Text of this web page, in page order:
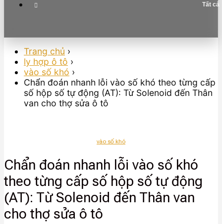
Tất cả
Trang chủ ›
ly hợp ô tô ›
vào số khó ›
Chẩn đoán nhanh lỗi vào số khó theo từng cấp
số hộp số tự động (AT): Từ Solenoid đến Thân
van cho thợ sửa ô tô
vào số khó
Chẩn đoán nhanh lỗi vào số khó
theo từng cấp số hộp số tự động
(AT): Từ Solenoid đến Thân van
cho thợ sửa ô tô